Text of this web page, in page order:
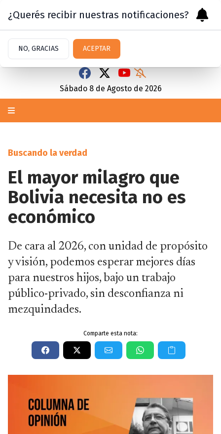
Sábado 8 de Agosto de 2026
Buscando la verdad
El mayor milagro que
Bolivia necesita no es
económico
De cara al 2026, con unidad de propósito
y visión, podemos esperar mejores días
para nuestros hijos, bajo un trabajo
público-privado, sin desconfianza ni
mezquindades.
Comparte esta nota:
¿Querés recibir nuestras notificaciones?
NO, GRACIAS ACEPTAR